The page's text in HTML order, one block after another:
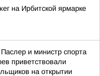
на Ирбитской ярмарке
и министр спорта
приветствовали
на открытии